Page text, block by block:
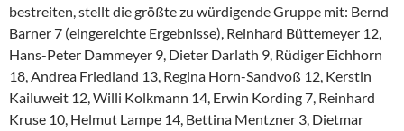
bestreiten, stellt die größte zu würdigende Gruppe mit: Bernd
Barner 7 (eingereichte Ergebnisse), Reinhard Büttemeyer 12,
Hans-Peter Dammeyer 9, Dieter Darlath 9, Rüdiger Eichhorn
18, Andrea Friedland 13, Regina Horn-Sandvoß 12, Kerstin
Kailuweit 12, Willi Kolkmann 14, Erwin Kording 7, Reinhard
Kruse 10, Helmut Lampe 14, Bettina Mentzner 3, Dietmar